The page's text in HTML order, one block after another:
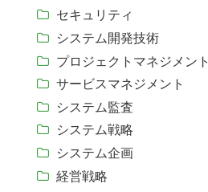
セキュリティ
システム開発技術
プロジェクトマネジメント
サービスマネジメント
システム監査
システム戦略
システム企画
経営戦略